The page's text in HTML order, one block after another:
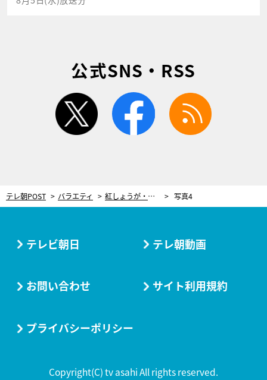
公式SNS・RSS
twitter facebook
テレ朝POST バラエティ 紅しょうが・稲田、大物アーティストのMV撮影で問題行動！相方・熊元も衝撃「ムリムリムリ」 写真4
テレビ朝日 テレ朝動画
お問い合わせ サイト利用規約
プライバシーポリシー
Copyright(C) tv asahi All rights reserved.